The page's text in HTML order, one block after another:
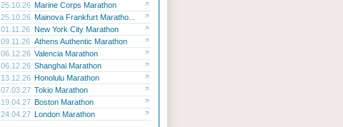
25.10.26 Marine Corps Marathon
25.10.26 Mainova Frankfurt Maratho...
01.11.26 New York City Marathon
09.11.26 Athens Authentic Marathon
06.12.26 Valencia Marathon
06.12.26 Shanghai Marathon
13.12.26 Honolulu Marathon
07.03.27 Tokio Marathon
19.04.27 Boston Marathon
24.04.27 London Marathon